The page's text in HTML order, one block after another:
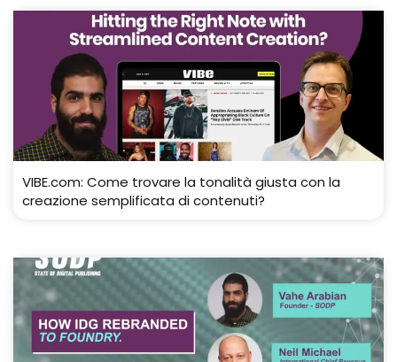
VIBE.com: Come trovare la tonalità giusta con la
creazione semplificata di contenuti?